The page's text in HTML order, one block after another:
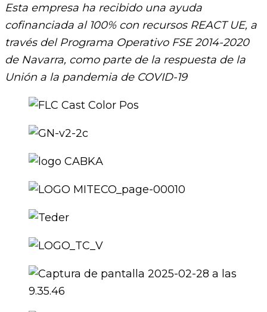
Esta empresa ha recibido una ayuda
cofinanciada al 100% con recursos REACT UE, a
través del Programa Operativo FSE 2014-2020
de Navarra, como parte de la respuesta de la
Unión a la pandemia de COVID-19